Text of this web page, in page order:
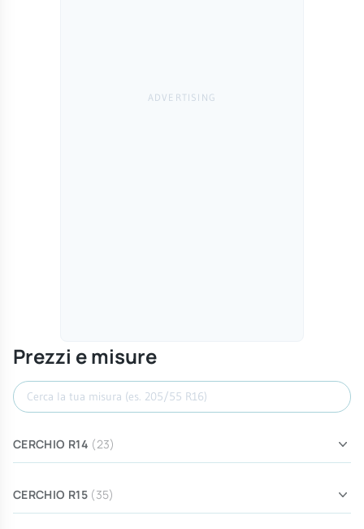
Prezzi e misure
Cerca misura
CERCHIO R14 (23)
CERCHIO R15 (35)